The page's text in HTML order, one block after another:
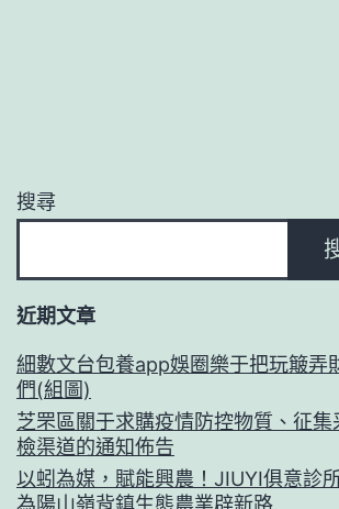
搜尋
近期文章
細數文台包養app娛圈樂于把玩簸弄
們(組圖)
芝罘區關于求購疫情防控物質、征
檢渠道的通知佈告
以蚓為媒，賦能興農！JIUYI俱意診